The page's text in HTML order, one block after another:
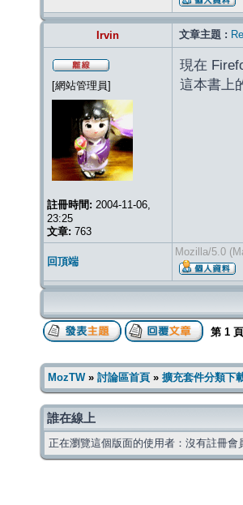
Irvin 文章主題 :
[網站管理員]
註冊時間: 2004-11-06,
23:25
文章: 763
現在
這本書上
回頂端
Mozilla/5.0
第 1
MozTW» 討論區首頁 » 擴充套件分類下
誰在線上
正在瀏覽這個版面的使用者：沒有註冊會